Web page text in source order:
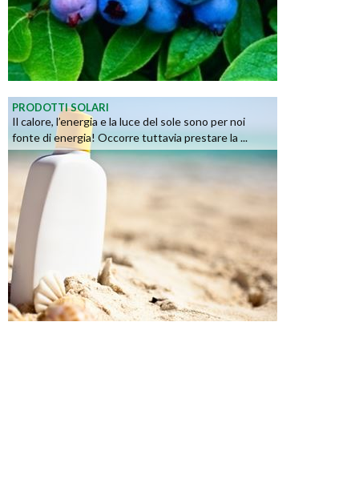
PRODOTTI SOLARI
Il calore, l’energia e la luce del sole sono per noi
fonte di energia! Occorre tuttavia prestare la ...